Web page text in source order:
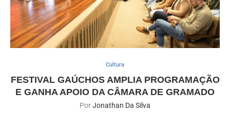
Cultura
FESTIVAL GAÚCHOS AMPLIA PROGRAMAÇÃO
E GANHA APOIO DA CÂMARA DE GRAMADO
PorJonathan Da Silva